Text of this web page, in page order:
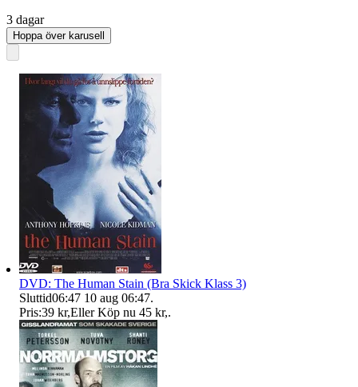
3 dagar
Hoppa över karusell
DVD: The Human Stain (Bra Skick Klass 3)
Sluttid06:47 10 aug 06:47.
Pris:39 kr,Eller Köp nu 45 kr,.